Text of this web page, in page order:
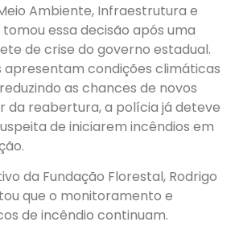
Ambiente, Infraestrutura e
essa decisão após uma
de crise do governo estadual.
apresentam condições climáticas
as chances de novos
da reabertura, a polícia já deteve
de iniciarem incêndios em
da Fundação Florestal, Rodrigo
que o monitoramento e
de incêndio continuam.